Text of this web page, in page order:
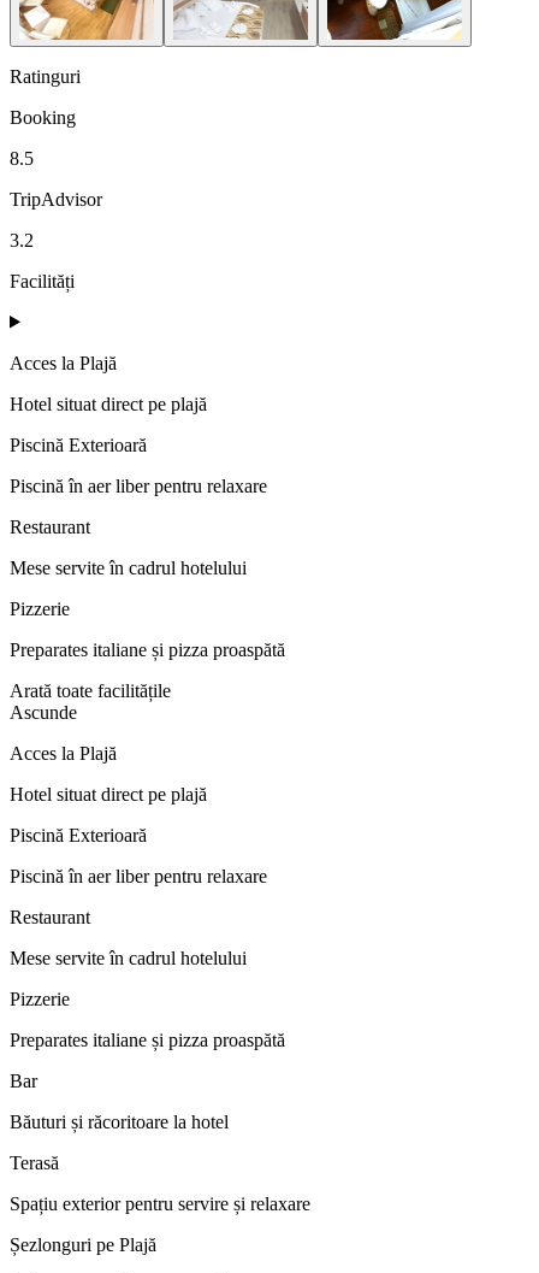
Ratinguri
Booking
8.5
TripAdvisor
3.2
Facilități
Acces la Plajă
Hotel situat direct pe plajă
Piscină Exterioară
Piscină în aer liber pentru relaxare
Restaurant
Mese servite în cadrul hotelului
Pizzerie
Preparates italiane și pizza proaspătă
Arată toate facilitățile
Ascunde
Acces la Plajă
Hotel situat direct pe plajă
Piscină Exterioară
Piscină în aer liber pentru relaxare
Restaurant
Mese servite în cadrul hotelului
Pizzerie
Preparates italiane și pizza proaspătă
Bar
Băuturi și răcoritoare la hotel
Terasă
Spațiu exterior pentru servire și relaxare
Șezlonguri pe Plajă